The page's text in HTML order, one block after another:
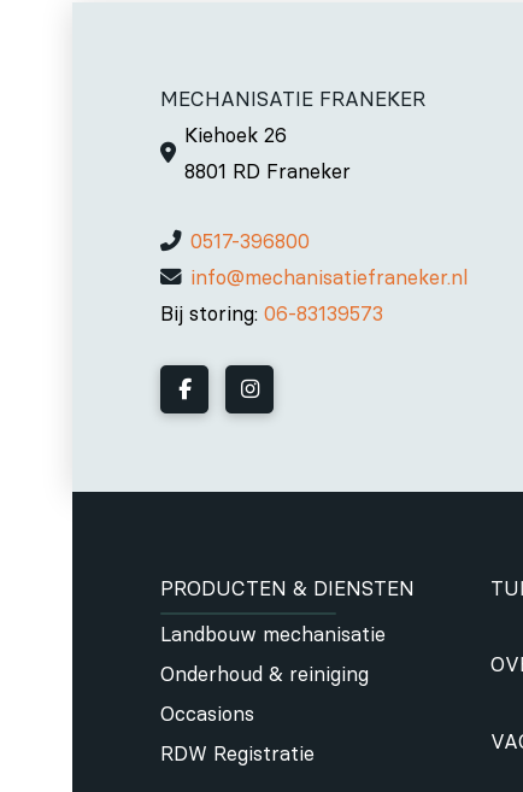
MECHANISATIE FRANEKER
Kiehoek 26
8801 RD Franeker
0517-396800
info@mechanisatiefraneker.nl
Bij storing:06-83139573
PRODUCTEN & DIENSTEN
Landbouw mechanisatie
Onderhoud & reiniging
Occasions
RDW Registratie